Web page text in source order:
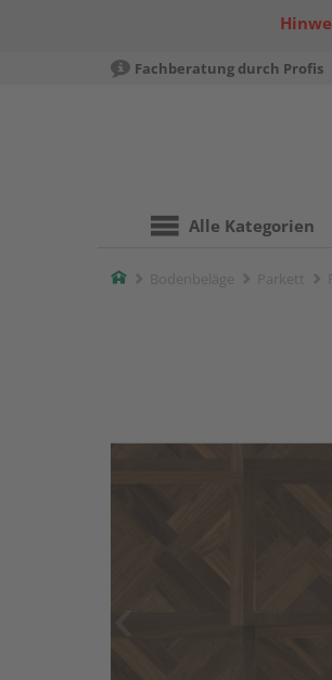
Fachberatung durch Profis
Alle Kategorien
Home